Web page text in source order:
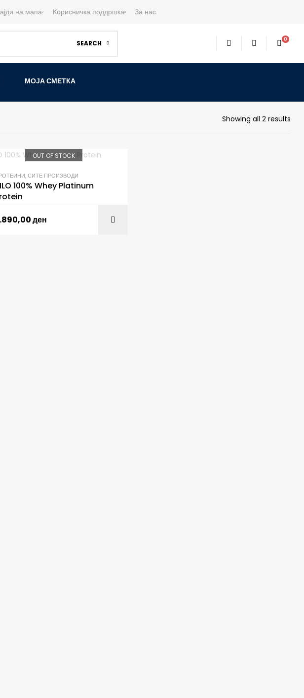
на мапа Корисничка поддршка За нас
SEARCH 0
МОЈА СМЕТКА
Showing all 2 results
OUT OF STOCK
,СИТЕ ПРОИЗВОДИ
100% Whey Platinum
ден